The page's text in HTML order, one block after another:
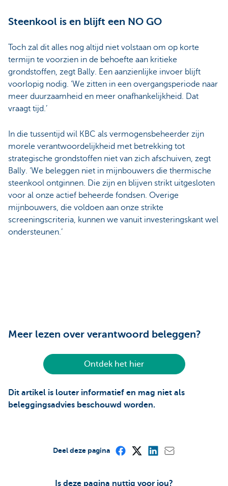
Steenkool is en blijft een NO GO
Toch zal dit alles nog altijd niet volstaan om op korte
termijn te voorzien in de behoefte aan kritieke
grondstoffen, zegt Bally. Een aanzienlijke invoer blijft
voorlopig nodig. ‘We zitten in een overgangsperiode naar
meer duurzaamheid en meer onafhankelijkheid. Dat
vraagt tijd.’
In die tussentijd wil KBC als vermogensbeheerder zijn
morele verantwoordelijkheid met betrekking tot
strategische grondstoffen niet van zich afschuiven, zegt
Bally. ‘We beleggen niet in mijnbouwers die thermische
steenkool ontginnen. Die zijn en blijven strikt uitgesloten
voor al onze actief beheerde fondsen. Overige
mijnbouwers, die voldoen aan onze strikte
screeningscriteria, kunnen we vanuit investeringskant wel
ondersteunen.’
Meer lezen over verantwoord beleggen?
Ontdek het hier
Dit artikel is louter informatief en mag niet als
beleggingsadvies beschouwd worden.
Is deze pagina nuttig voor jou?
Deel deze pagina